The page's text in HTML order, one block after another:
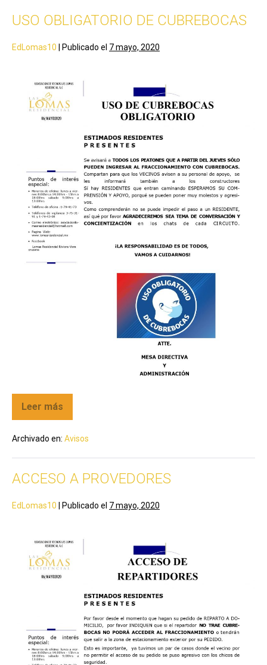
USO OBLIGATORIO DE CUBREBOCAS
EdLomas10 Publicado el 7 mayo, 2020
Leer más
Archivado en: Avisos
ACCESO A PROVEDORES
EdLomas10 Publicado el 7 mayo, 2020